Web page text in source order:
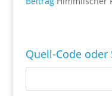
Quell-Code oder